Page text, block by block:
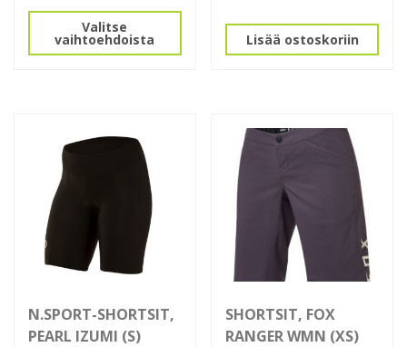
Valitse
vaihtoehdoista
tuotteella
useampi
valinnat
tuotteen
sivulla.
Lisää ostoskoriin
N.SPORT-SHORTSIT,
PEARL IZUMI (S)
SHORTSIT, FOX
RANGER WMN (XS)